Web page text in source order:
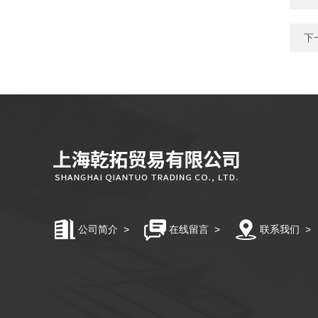
下
公司简介 > 在线留言 > 联系我们 >